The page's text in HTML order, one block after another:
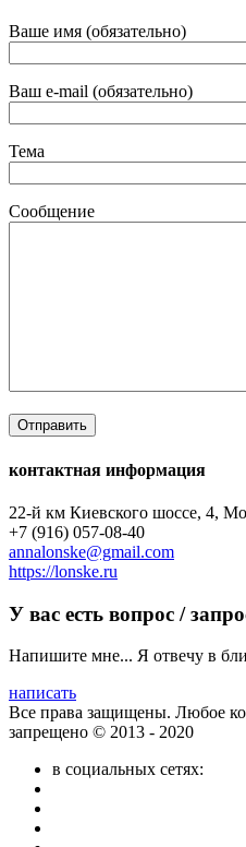
Ваше имя (обязательно)
Ваш e-mail (обязательно)
Тема
Сообщение
контактная информация
22-й км Киевского шоссе, 4,
+7 (916) 057-08-40
annalonske@gmail.com
https://lonske.ru
У вас есть вопрос /
Напишите мне... Я отвечу в
написать
Все права защищены. Любое
запрещено © 2013 - 2020
в социальных сетях: